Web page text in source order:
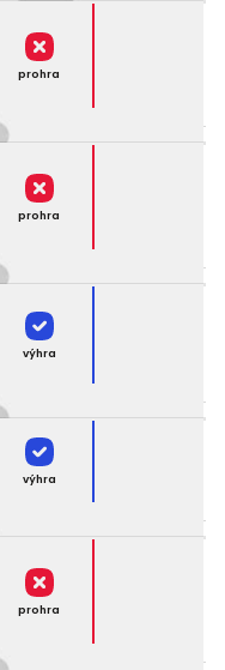
prohra
prohra
výhra
výhra
prohra